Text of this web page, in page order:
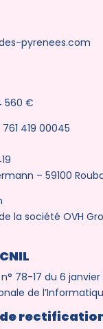
pyrenees.com
560 €
419 00045
– 59100
la société OVH
78-17 du 6
de
de